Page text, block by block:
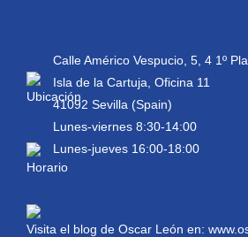
Calle Américo Vespucio, 5, 4 1º
Isla de la Cartuja, Oficina 11
41092 Sevilla (Spain)
Lunes-viernes 8:30-14:00
Lunes-jueves 16:00-18:00
Visita el blog de Oscar León en: